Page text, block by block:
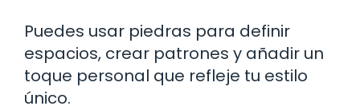
Puedes usar piedras para definir
espacios, crear patrones y añadir un
toque personal que refleje tu estilo
único.